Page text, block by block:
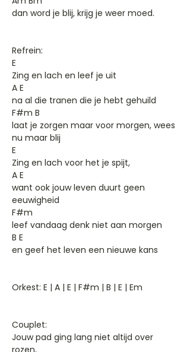
dan word je blij, krijg je weer moed.
Refrein:
E
Zing en lach en leef je uit
A E
na al die tranen die je hebt gehuild
F#m B
laat je zorgen maar voor morgen, wees
nu maar blij
E
Zing en lach voor het je spijt,
A E
want ook jouw leven duurt geen
eeuwigheid
F#m
leef vandaag denk niet aan morgen
B E
en geef het leven een nieuwe kans
Orkest: E | A | E | F#m | B | E | Em
Couplet:
Jouw pad ging lang niet altijd over
rozen,